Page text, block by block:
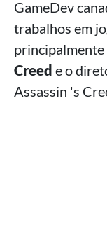
GameDev
trabalhos em
Creed e o
Assassin 's